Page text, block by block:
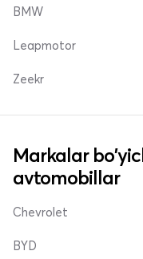
BMW
Leapmotor
Zeekr
Markalar
avtomobillar
Chevrolet
BYD